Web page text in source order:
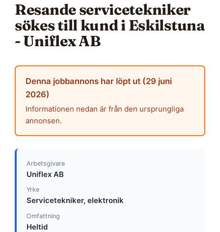
Resande servicetekniker
sökes till kund i Eskilstuna
- Uniflex AB
Denna jobbannons har löpt ut (29 juni
2026)
Informationen nedan är från den ursprungliga
annonsen.
Arbetsgivare
Uniflex AB
Yrke
Servicetekniker, elektronik
Omfattning
Heltid